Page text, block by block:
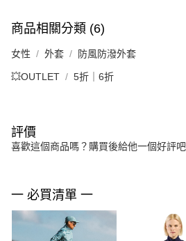
商品相關分類 (6)
女性 外套 防風防潑外套
💥OUTLET 5折｜6折
評價
喜歡這個商品嗎？購買後給他一個好評吧
一 必買清單 一